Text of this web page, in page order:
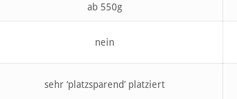
ab 550g
nein
sehr ‘platzsparend’ platziert